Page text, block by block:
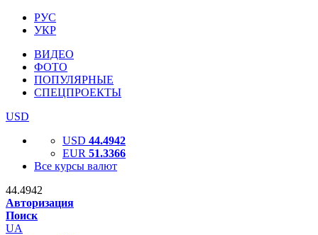
РУС
УКР
ВИДЕО
ФОТО
ПОПУЛЯРНЫЕ
СПЕЦПРОЕКТЫ
USD
USD 44.4942
EUR 51.3366
Все курсы валют
44.4942
Авторизация
Поиск
UA